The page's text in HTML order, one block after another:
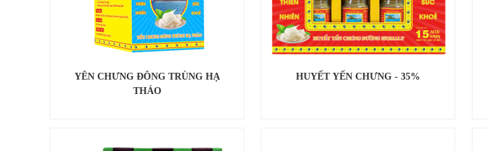
YÊN CHƯNG ĐÔNG TRÙNG HẠ
THẢO
HUYẾT YẾN CHƯNG - 35%